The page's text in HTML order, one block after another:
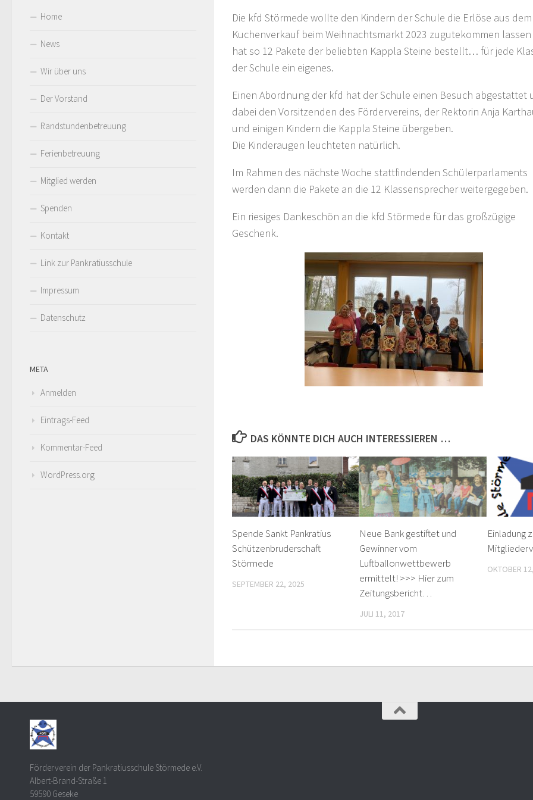
Die kfd Störmede wollte den Kindern der Schule die Erlöse aus dem
Kuchenverkauf beim Weihnachtsmarkt 2023 zugutekommen
hat so 12 Pakete der beliebten Kappla Steine bestellt… für jede
der Schule ein eigenes.
Einen Abordnung der kfd hat der Schule einen Besuch abgestattet
dabei den Vorsitzenden des Fördervereins, der Rektorin Anja
und einigen Kindern die Kappla Steine übergeben.
Die Kinderaugen leuchteten natürlich.
Im Rahmen des nächste Woche stattfindenden Schülerparlaments
werden dann die Pakete an die 12 Klassensprecher weitergegeben.
Ein riesiges Dankeschön an die kfd Störmede für das großzügige
Geschenk.
DAS KÖNNTE DICH AUCH INTERESSIEREN …
Spende Sankt Pankratius
Schützenbruderschaft
Störmede
SEPTEMBER 22, 2025
Neue Bank gestiftet und
Gewinner vom
Luftballonwettbewerb
ermittelt! >>> Hier zum
Zeitungsbericht…
JULI 11, 2017
Einladung
OKTOBER
Home
News
Wir über uns
Der Vorstand
Randstundenbetreuung
Ferienbetreuung
Mitglied werden
Spenden
Kontakt
Link zur Pankratiusschule
Impressum
Datenschutz
META
Anmelden
Eintrags-Feed
Kommentar-Feed
WordPress.org
Förderverein der Pankratiusschule Störmede e.V.
Albert-Brand-Straße 1
59590 Geseke